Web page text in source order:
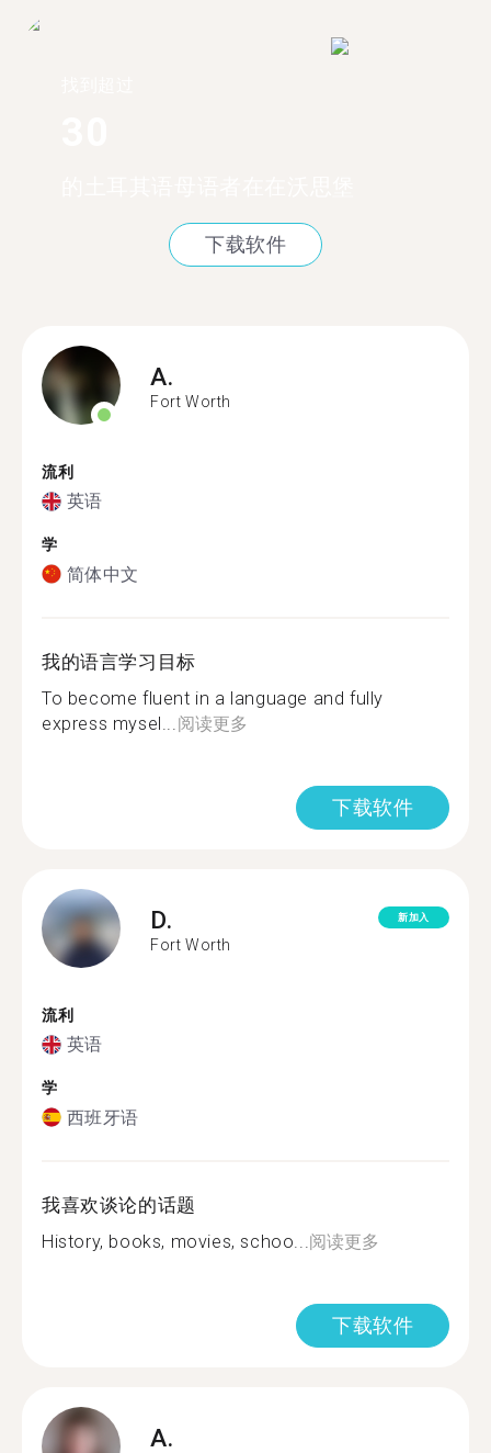
下载软件
A.
Fort Worth
流利
英语
学
简体中文
我的语言学习目标
To become fluent in a language and fully
express mysel... 阅读更多
下载软件
D.
Fort Worth
新加入
流利
英语
学
西班牙语
我喜欢谈论的话题
History, books, movies, schoo... 阅读更多
下载软件
A.